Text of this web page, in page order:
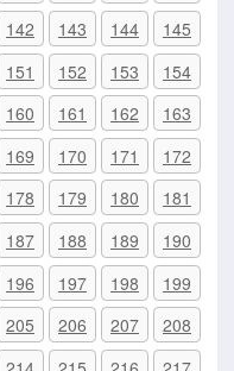
142 143 144
145
151 152 153
154
160 161 162
163
169 170 171
172
178 179 180
181
187 188 189
190
196 197 198
199
205 206 207
208